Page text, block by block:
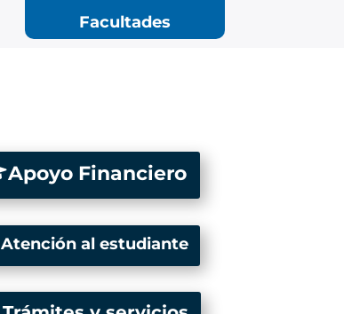
Facultades
Apoyo Financiero
Atención al estudiante